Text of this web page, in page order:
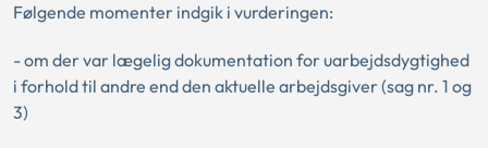
Følgende momenter indgik i vurderingen:
- om der var lægelig dokumentation for uarbejdsdygtighed
i forhold til andre end den aktuelle arbejdsgiver (sag nr. 1 og
3)